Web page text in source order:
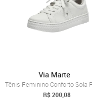
Via Marte
R$ 200,08